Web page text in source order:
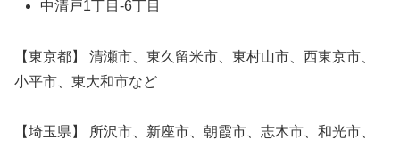
中清戸1丁目-6丁目
【東京都】 清瀬市、東久留米市、東村山市、西東京市、
小平市、東大和市など
【埼玉県】 所沢市、新座市、朝霞市、志木市、和光市、